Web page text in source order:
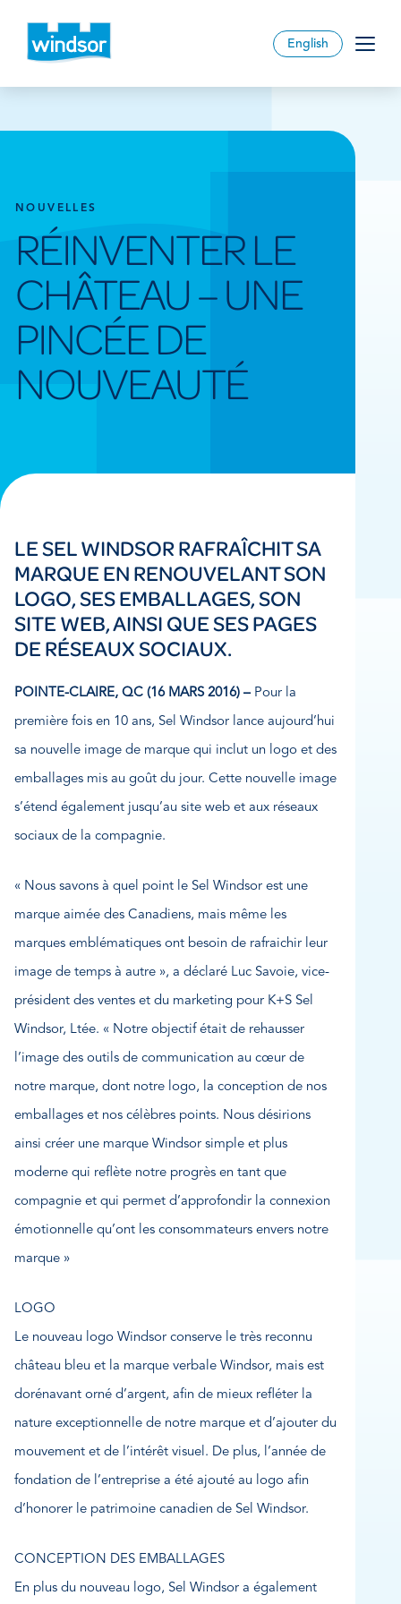
English
NOUVELLES
RÉINVENTER LE
CHÂTEAU – UNE
PINCÉE DE
NOUVEAUTÉ
LE SEL WINDSOR RAFRAÎCHIT SA
MARQUE EN RENOUVELANT SON
LOGO, SES EMBALLAGES, SON
SITE WEB, AINSI QUE SES PAGES
DE RÉSEAUX SOCIAUX.
POINTE-CLAIRE, QC (16 MARS 2016) –Pour la
première fois en 10 ans, Sel Windsor lance aujourd’hui
sa nouvelle image de marque qui inclut un logo et des
emballages mis au goût du jour. Cette nouvelle image
s’étend également jusqu’au site web et aux réseaux
sociaux de la compagnie.
« Nous savons à quel point le Sel Windsor est une
marque aimée des Canadiens, mais même les
marques emblématiques ont besoin de rafraichir leur
image de temps à autre », a déclaré Luc Savoie, vice-
président des ventes et du marketing pour K+S Sel
Windsor, Ltée. « Notre objectif était de rehausser
l’image des outils de communication au cœur de
notre marque, dont notre logo, la conception de nos
emballages et nos célèbres points. Nous désirions
ainsi créer une marque Windsor simple et plus
moderne qui reflète notre progrès en tant que
compagnie et qui permet d’approfondir la connexion
émotionnelle qu’ont les consommateurs envers notre
marque »
LOGO
Le nouveau logo Windsor conserve le très reconnu
château bleu et la marque verbale Windsor, mais est
dorénavant orné d’argent, afin de mieux refléter la
nature exceptionnelle de notre marque et d’ajouter du
mouvement et de l’intérêt visuel. De plus, l’année de
fondation de l’entreprise a été ajouté au logo afin
d’honorer le patrimoine canadien de Sel Windsor.
CONCEPTION DES EMBALLAGES
En plus du nouveau logo, Sel Windsor a également